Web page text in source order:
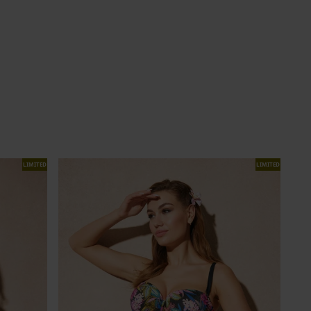
LIMITED LIMITED